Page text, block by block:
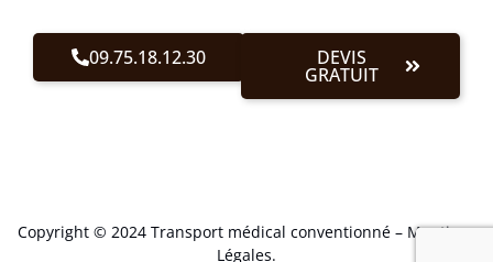
09.75.18.12.30 DEVIS
GRATUIT
Copyright © 2024 Transport médical conventionné – Mentions
Légales.